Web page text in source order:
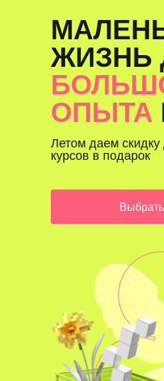
Летом даем
курсов в подарок
ЖИЗНЬ
ОПЫТА